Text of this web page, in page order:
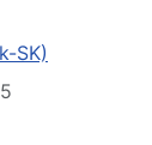
SK)